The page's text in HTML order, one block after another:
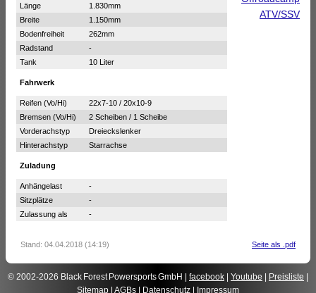
Länge
1.830mm
Breite
1.150mm
Bodenfreiheit
262mm
Radstand
-
Tank
10 Liter
Fahrwerk
Reifen (Vo/Hi)
22x7-10 / 20x10-9
Bremsen (Vo/Hi)
2 Scheiben / 1 Scheibe
Vorderachstyp
Dreieckslenker
Hinterachstyp
Starrachse
Zuladung
Anhängelast
-
Sitzplätze
-
Zulassung als
-
Stand: 04.04.2018 (14:19) Seite als .pdf
© 2002-2026 Black Forest Powersports GmbH | facebook | Youtube | Preisliste |
Sitemap | AGBs | Datenschutz | Impressum